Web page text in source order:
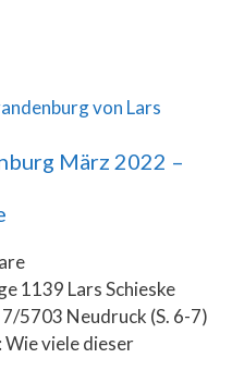
März 2022 –
1139 Lars Schieske
5703 Neudruck (S. 6-7)
Wie viele dieser